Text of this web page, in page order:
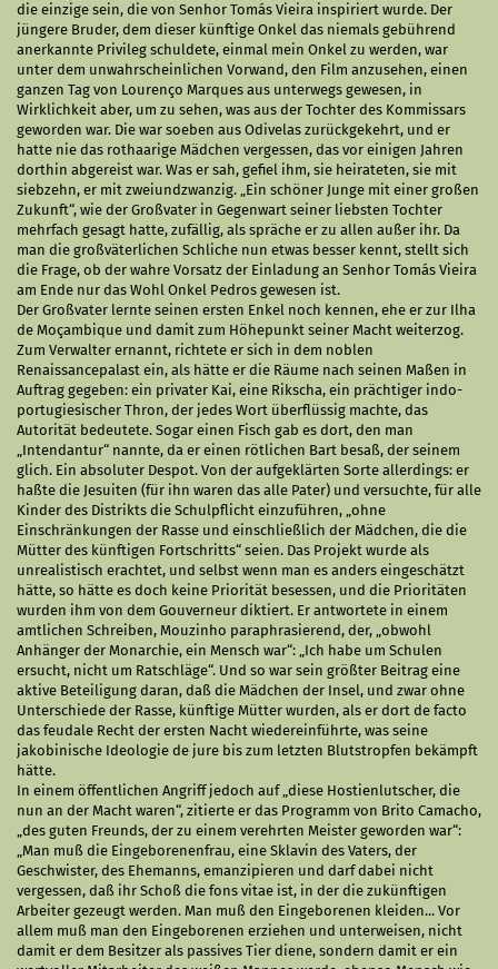
die einzige sein, die von Senhor Tomás Vieira inspiriert wurde. Der
jüngere Bruder, dem dieser künftige Onkel das niemals gebührend
anerkannte Privileg schuldete, einmal mein Onkel zu werden, war
unter dem unwahrscheinlichen Vorwand, den Film anzusehen, einen
ganzen Tag von Lourenço Marques aus unterwegs gewesen, in
Wirklichkeit aber, um zu sehen, was aus der Tochter des Kommissars
geworden war. Die war soeben aus Odivelas zurückgekehrt, und er
hatte nie das rothaarige Mädchen vergessen, das vor einigen Jahren
dorthin abgereist war. Was er sah, gefiel ihm, sie heirateten, sie mit
siebzehn, er mit zweiundzwanzig. „Ein schöner Junge mit einer großen
Zukunft“, wie der Großvater in Gegenwart seiner liebsten Tochter
mehrfach gesagt hatte, zufällig, als spräche er zu allen außer ihr. Da
man die großväterlichen Schliche nun etwas besser kennt, stellt sich
die Frage, ob der wahre Vorsatz der Einladung an Senhor Tomás Vieira
am Ende nur das Wohl Onkel Pedros gewesen ist.
Der Großvater lernte seinen ersten Enkel noch kennen, ehe er zur Ilha
de Moçambique und damit zum Höhepunkt seiner Macht weiterzog.
Zum Verwalter ernannt, richtete er sich in dem noblen
Renaissancepalast ein, als hätte er die Räume nach seinen Maßen in
Auftrag gegeben: ein privater Kai, eine Rikscha, ein prächtiger indo-
portugiesischer Thron, der jedes Wort überflüssig machte, das
Autorität bedeutete. Sogar einen Fisch gab es dort, den man
„Intendantur“ nannte, da er einen rötlichen Bart besaß, der seinem
glich. Ein absoluter Despot. Von der aufgeklärten Sorte allerdings: er
haßte die Jesuiten (für ihn waren das alle Pater) und versuchte, für alle
Kinder des Distrikts die Schulpflicht einzuführen, „ohne
Einschränkungen der Rasse und einschließlich der Mädchen, die die
Mütter des künftigen Fortschritts“ seien. Das Projekt wurde als
unrealistisch erachtet, und selbst wenn man es anders eingeschätzt
hätte, so hätte es doch keine Priorität besessen, und die Prioritäten
wurden ihm von dem Gouverneur diktiert. Er antwortete in einem
amtlichen Schreiben, Mouzinho paraphrasierend, der, „obwohl
Anhänger der Monarchie, ein Mensch war“: „Ich habe um Schulen
ersucht, nicht um Ratschläge“. Und so war sein größter Beitrag eine
aktive Beteiligung daran, daß die Mädchen der Insel, und zwar ohne
Unterschiede der Rasse, künftige Mütter wurden, als er dort de facto
das feudale Recht der ersten Nacht wiedereinführte, was seine
jakobinische Ideologie de jure bis zum letzten Blutstropfen bekämpft
hätte.
In einem öffentlichen Angriff jedoch auf „diese Hostienlutscher, die
nun an der Macht waren“, zitierte er das Programm von Brito Camacho,
„des guten Freunds, der zu einem verehrten Meister geworden war“:
„Man muß die Eingeborenenfrau, eine Sklavin des Vaters, der
Geschwister, des Ehemanns, emanzipieren und darf dabei nicht
vergessen, daß ihr Schoß die fons vitae ist, in der die zukünftigen
Arbeiter gezeugt werden. Man muß den Eingeborenen kleiden... Vor
allem muß man den Eingeborenen erziehen und unterweisen, nicht
damit er dem Besitzer als passives Tier diene, sondern damit er ein